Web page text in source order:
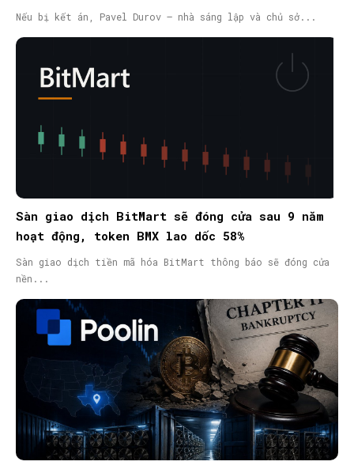
nã quốc tế
Nếu bị kết án, Pavel Durov – nhà sáng lập và chủ sở...
Sàn giao dịch BitMart sẽ đóng cửa sau 9 năm
hoạt động, token BMX lao dốc 58%
Sàn giao dịch tiền mã hóa BitMart thông báo sẽ đóng cửa
nền...